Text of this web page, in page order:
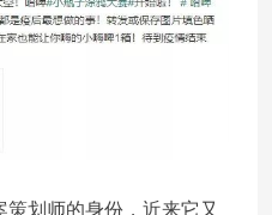
划师的身份，近来它又